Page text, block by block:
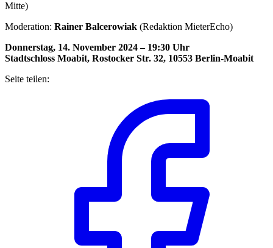
Mitte)
Moderation: Rainer Balcerowiak (Redaktion MieterEcho)
Donnerstag, 14. November 2024 – 19:30 Uhr
Stadtschloss Moabit, Rostocker Str. 32, 10553 Berlin-Moabit
Seite teilen: